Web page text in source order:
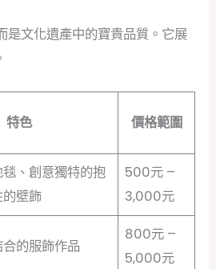
是文化遺產中的寶貴品質。它展
特色 價格範圍
、創意獨特的抱
壁飾
500元 –
3,000元
的服飾作品
800元 –
5,000元